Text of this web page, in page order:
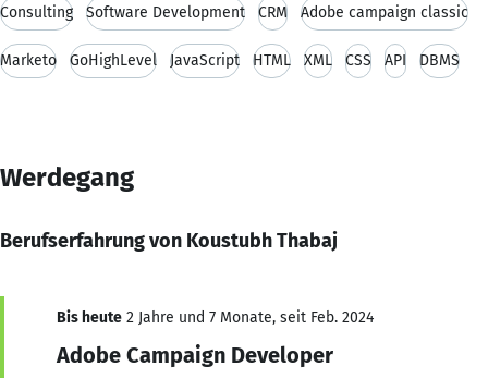
Consulting Software Development CRM Adobe campaign classic
Marketo GoHighLevel JavaScript HTML XML CSS API DBMS
Werdegang
Berufserfahrung von Koustubh Thabaj
Bis heute 2 Jahre und 7 Monate, seit Feb. 2024
Adobe Campaign Developer